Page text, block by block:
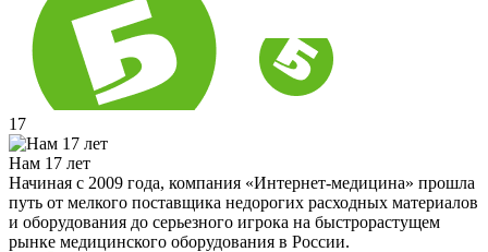
17
Нам 17 лет
Начиная с 2009 года, компания «Интернет-медицина» прошла
путь от мелкого поставщика недорогих расходных материалов
и оборудования до серьезного игрока на быстрорастущем
рынке медицинского оборудования в России.